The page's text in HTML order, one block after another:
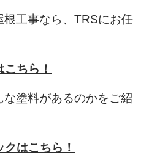
根工事なら、TRSにお任
ちら！
塗料があるのかをご紹
はこちら！